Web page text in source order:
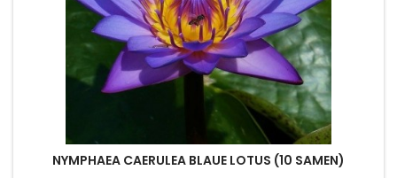
NYMPHAEA CAERULEA BLAUE LOTUS (10 SAMEN)